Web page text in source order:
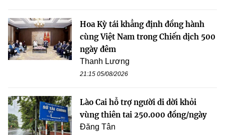
Hoa Kỳ tái khẳng định đồng hành
cùng Việt Nam trong Chiến dịch 500
ngày đêm
Thanh Lương
21:15 05/08/2026
Lào Cai hỗ trợ người di dời khỏi
vùng thiên tai 250.000 đồng/ngày
Đăng Tân